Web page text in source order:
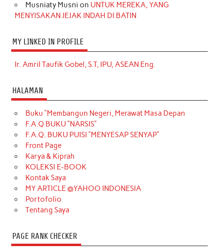
Musniaty Musni on UNTUK MEREKA, YANG
MENYISAKAN JEJAK INDAH DI BATIN
MY LINKED IN PROFILE
Ir. Amril Taufik Gobel, S.T, IPU, ASEAN Eng.
HALAMAN
Buku “Membangun Negeri, Merawat Masa Depan
F.A.Q BUKU “NARSIS”
F.A.Q. BUKU PUISI “MENYESAP SENYAP”
Front Page
Karya & Kiprah
KOLEKSI E-BOOK
Kontak Saya
MY ARTICLE @YAHOO INDONESIA
Portofolio
Tentang Saya
PAGE RANK CHECKER